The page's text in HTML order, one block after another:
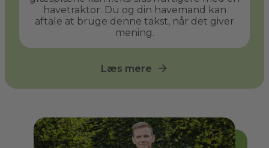
havetraktor. Du og din havemand kan
aftale at bruge denne takst, når det giver
mening.
Læs mere